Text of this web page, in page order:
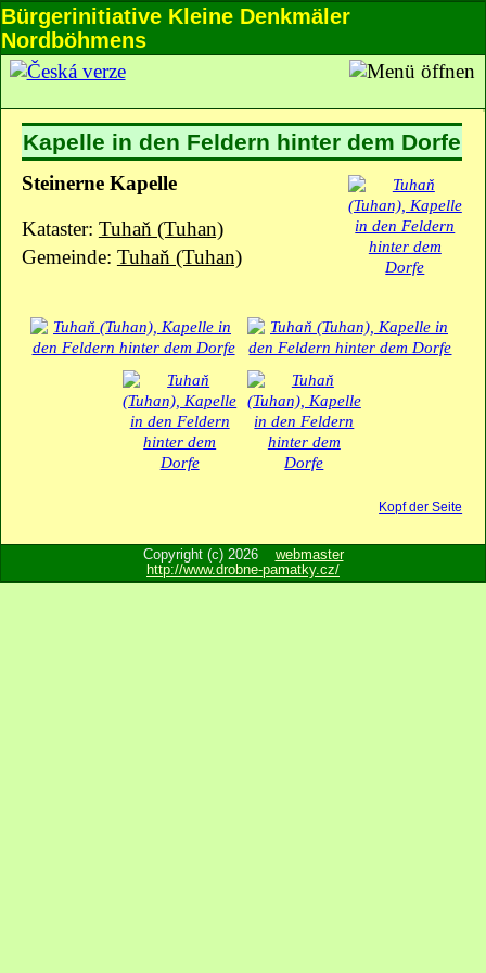
Bürgerinitiative Kleine Denkmäler
Nordböhmens
Kapelle in den Feldern hinter dem Dorfe
Steinerne Kapelle
Kataster: Tuhaň (Tuhan)
Gemeinde: Tuhaň (Tuhan)
Kopf der Seite
Copyright (c) 2026 webmaster
http://www.drobne-pamatky.cz/